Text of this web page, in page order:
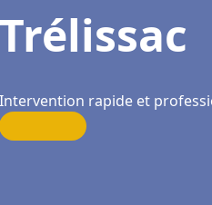
Trélissac
Intervention rapide et